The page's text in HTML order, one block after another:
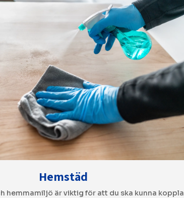
Hemstäd
hemmamiljö är viktig för att du ska kunna koppla